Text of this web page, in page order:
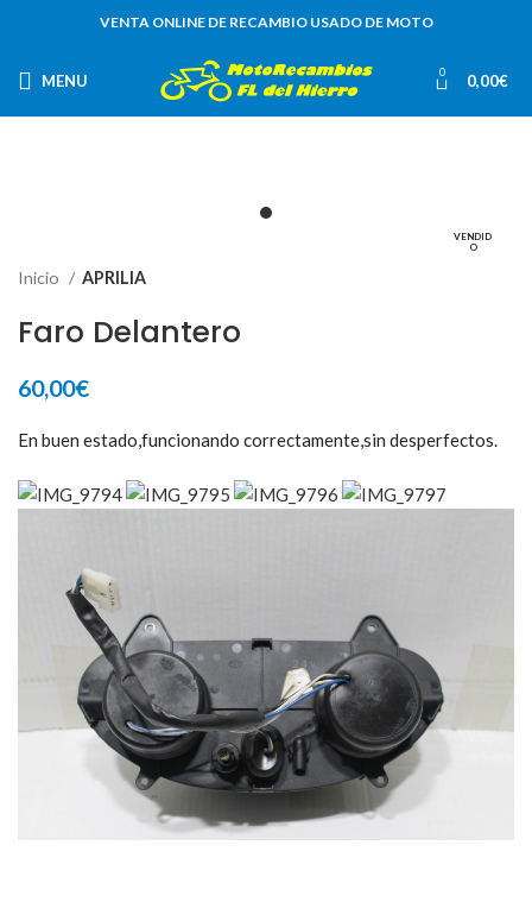
VENTA ONLINE DE RECAMBIO USADO DE MOTO
MENU 0 0,00€
VENDID
O
Inicio APRILIA
Faro Delantero
60,00€
En buen estado,funcionando correctamente,sin desperfectos.